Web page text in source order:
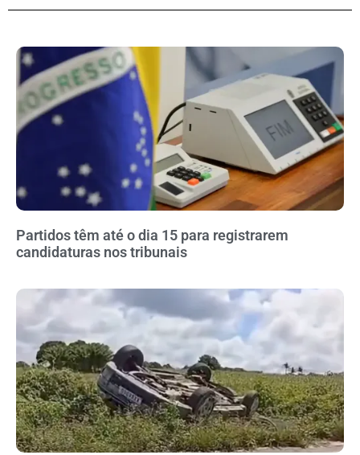
Partidos têm até o dia 15 para registrarem
candidaturas nos tribunais